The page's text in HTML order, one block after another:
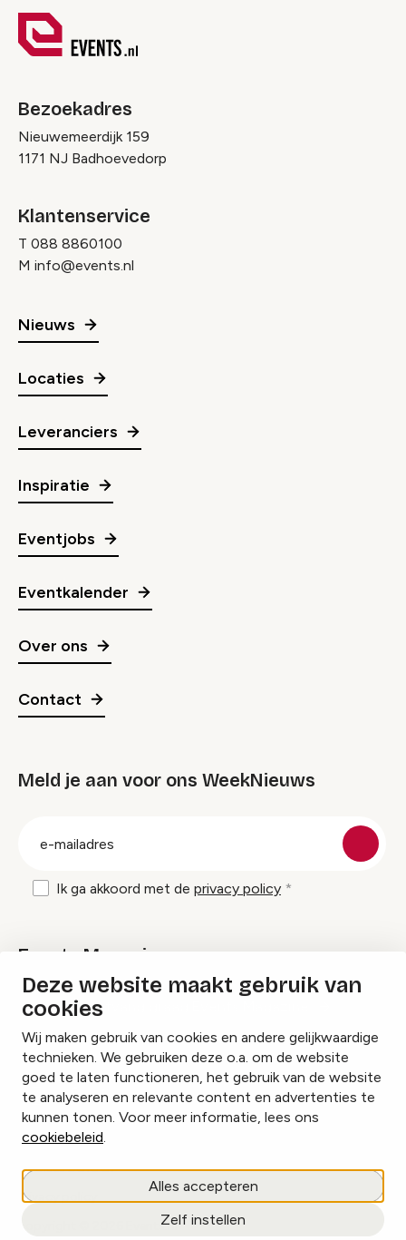
Deze website maakt gebruik van
cookies
Wij maken gebruik van cookies en andere gelijkwaardige
technieken. We gebruiken deze o.a. om de website
goed te laten functioneren, het gebruik van de website
te analyseren en relevante content en advertenties te
kunnen tonen. Voor meer informatie, lees ons
cookiebeleid.
Alles accepteren
Zelf instellen
Bezoekadres
Nieuwemeerdijk 159
1171 NJ Badhoevedorp
Klantenservice
T 088 8860100
M info@events.nl
Nieuws
Locaties
Leveranciers
Inspiratie
Eventjobs
Eventkalender
Over ons
Contact
Meld je aan voor ons WeekNieuws
Ik ga akkoord met de privacy policy
Events Magazine
Ik ontvang graag Events Magazine
InstagramFacebookLinkedIn
Cookies beheren
Privacy policy
copyright © 2026 Events.nl